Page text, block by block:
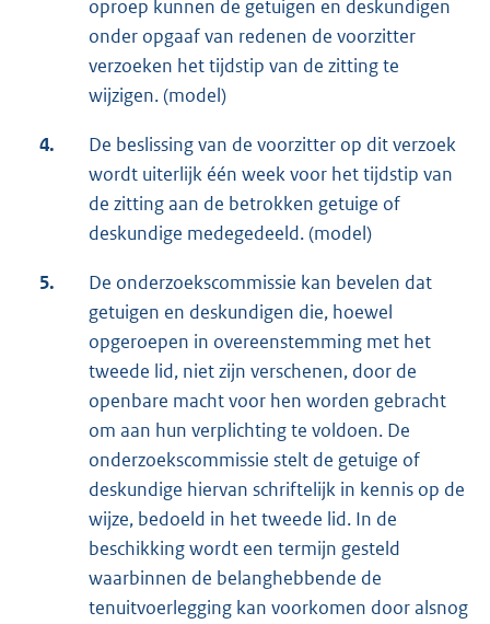
oproep kunnen de getuigen en deskundigen
onder opgaaf van redenen de voorzitter
verzoeken het tijdstip van de zitting te
wijzigen. (model)
4.
De beslissing van de voorzitter op dit verzoek
wordt uiterlijk één week voor het tijdstip van
de zitting aan de betrokken getuige of
deskundige medegedeeld. (model)
5.
De onderzoekscommissie kan bevelen dat
getuigen en deskundigen die, hoewel
opgeroepen in overeenstemming met het
tweede lid, niet zijn verschenen, door de
openbare macht voor hen worden gebracht
om aan hun verplichting te voldoen. De
onderzoekscommissie stelt de getuige of
deskundige hiervan schriftelijk in kennis op de
wijze, bedoeld in het tweede lid. In de
beschikking wordt een termijn gesteld
waarbinnen de belanghebbende de
tenuitvoerlegging kan voorkomen door alsnog